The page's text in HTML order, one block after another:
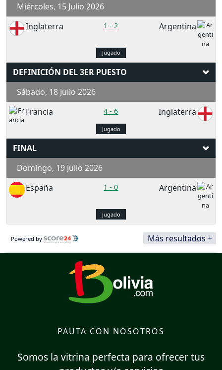
Miércoles, 15 Julio 2026
Inglaterra
1 -2 Argentina
Jugado
DEFINICIÓN DEL 3ER PUESTO
Sábado, 18 Julio 2026
Francia
4 -6 Inglaterra
Jugado
FINAL
Domingo, 19 Julio 2026
España
1 -0 Argentina
Jugado
Powered by Más resultados +
PAUTA CON NOSOTROS
Somos la vitrina perfecta para ofrecer tus